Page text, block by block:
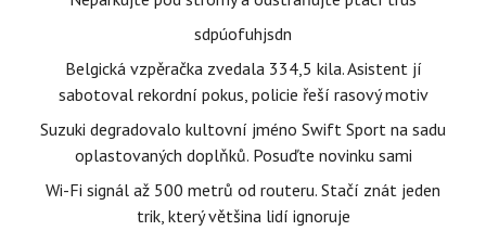
sdpúofuhjsdn
Belgická vzpěračka zvedala 334,5 kila. Asistent jí
sabotoval rekordní pokus, policie řeší rasový motiv
Suzuki degradovalo kultovní jméno Swift Sport na sadu
oplastovaných doplňků. Posuďte novinku sami
Wi-Fi signál až 500 metrů od routeru. Stačí znát jeden
trik, který většina lidí ignoruje